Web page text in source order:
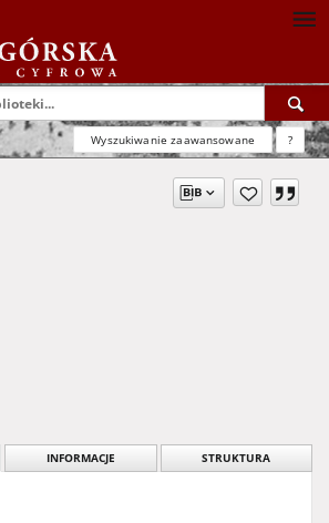
Wyszukiwanie zaawansowane ?
INFORMACJE STRUKTURA